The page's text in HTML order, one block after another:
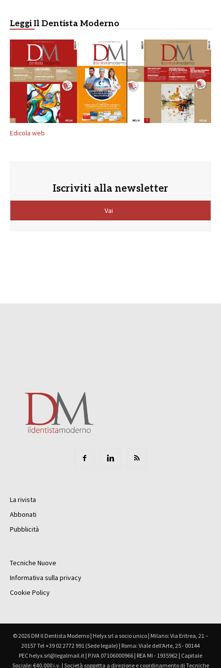
Leggi Il Dentista Moderno
Edicola web
Iscriviti alla newsletter
Vai
La rivista
Abbonati
Pubblicità
Tecniche Nuove
Informativa sulla privacy
Cookie Policy
© 2026 DM Il Dentista Moderno | Helyx srl a socio unico | Milano: Via Eritrea, 21 –
20157 Tel +39 02 2772 991 (Sede legale) | Roma: Viale dell'Arte, 25 - 00144
PEC helyx.srl@legalmail.it | P.IVA 07106000966 | REA MI - 1935962 | Capitale
Sociale: €40.000 i.v. | Società soggetta a direzione e coordinamento di Tecniche